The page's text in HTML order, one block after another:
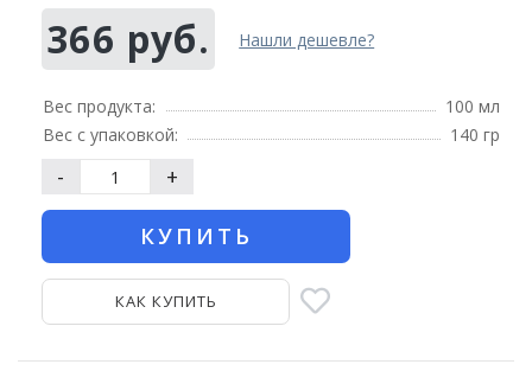
366 руб. Нашли дешевле?
Вес продукта:
100 мл
Вес с упаковкой:
140 гр
- +
КУПИТЬ
КАК КУПИТЬ